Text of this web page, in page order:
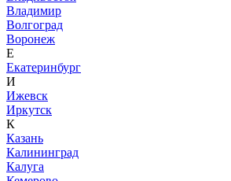
Владимир
Волгоград
Воронеж
Е
Екатеринбург
И
Ижевск
Иркутск
К
Казань
Калининград
Калуга